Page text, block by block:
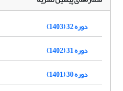
دوره 32 (1403)
دوره 31 (1402)
دوره 30 (1401)